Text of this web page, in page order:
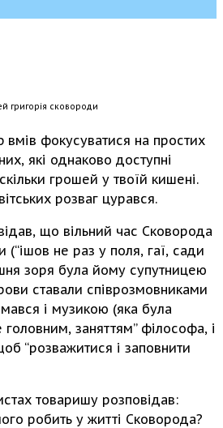
вмів фокусуватися на простих
які однаково доступні
грошей у твоїй кишені.
розваг цурався.
що вільний час Сковорода
(“ішов не раз у поля, гаї, сади
зоря була йому супутницею
ставали співрозмовниками
і музикою (яка була
заняттям” філософа, і
“розважитися і заповнити
товаришу розповідав:
робить у житті Сковорода?